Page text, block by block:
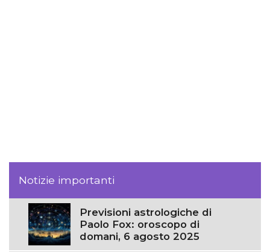
Notizie importanti
Previsioni astrologiche di
Paolo Fox: oroscopo di
domani, 6 agosto 2025